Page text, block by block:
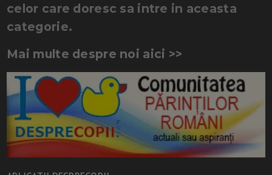
celor care doresc sa intre in aceasta
categorie.
Mai multe despre noi aici >>